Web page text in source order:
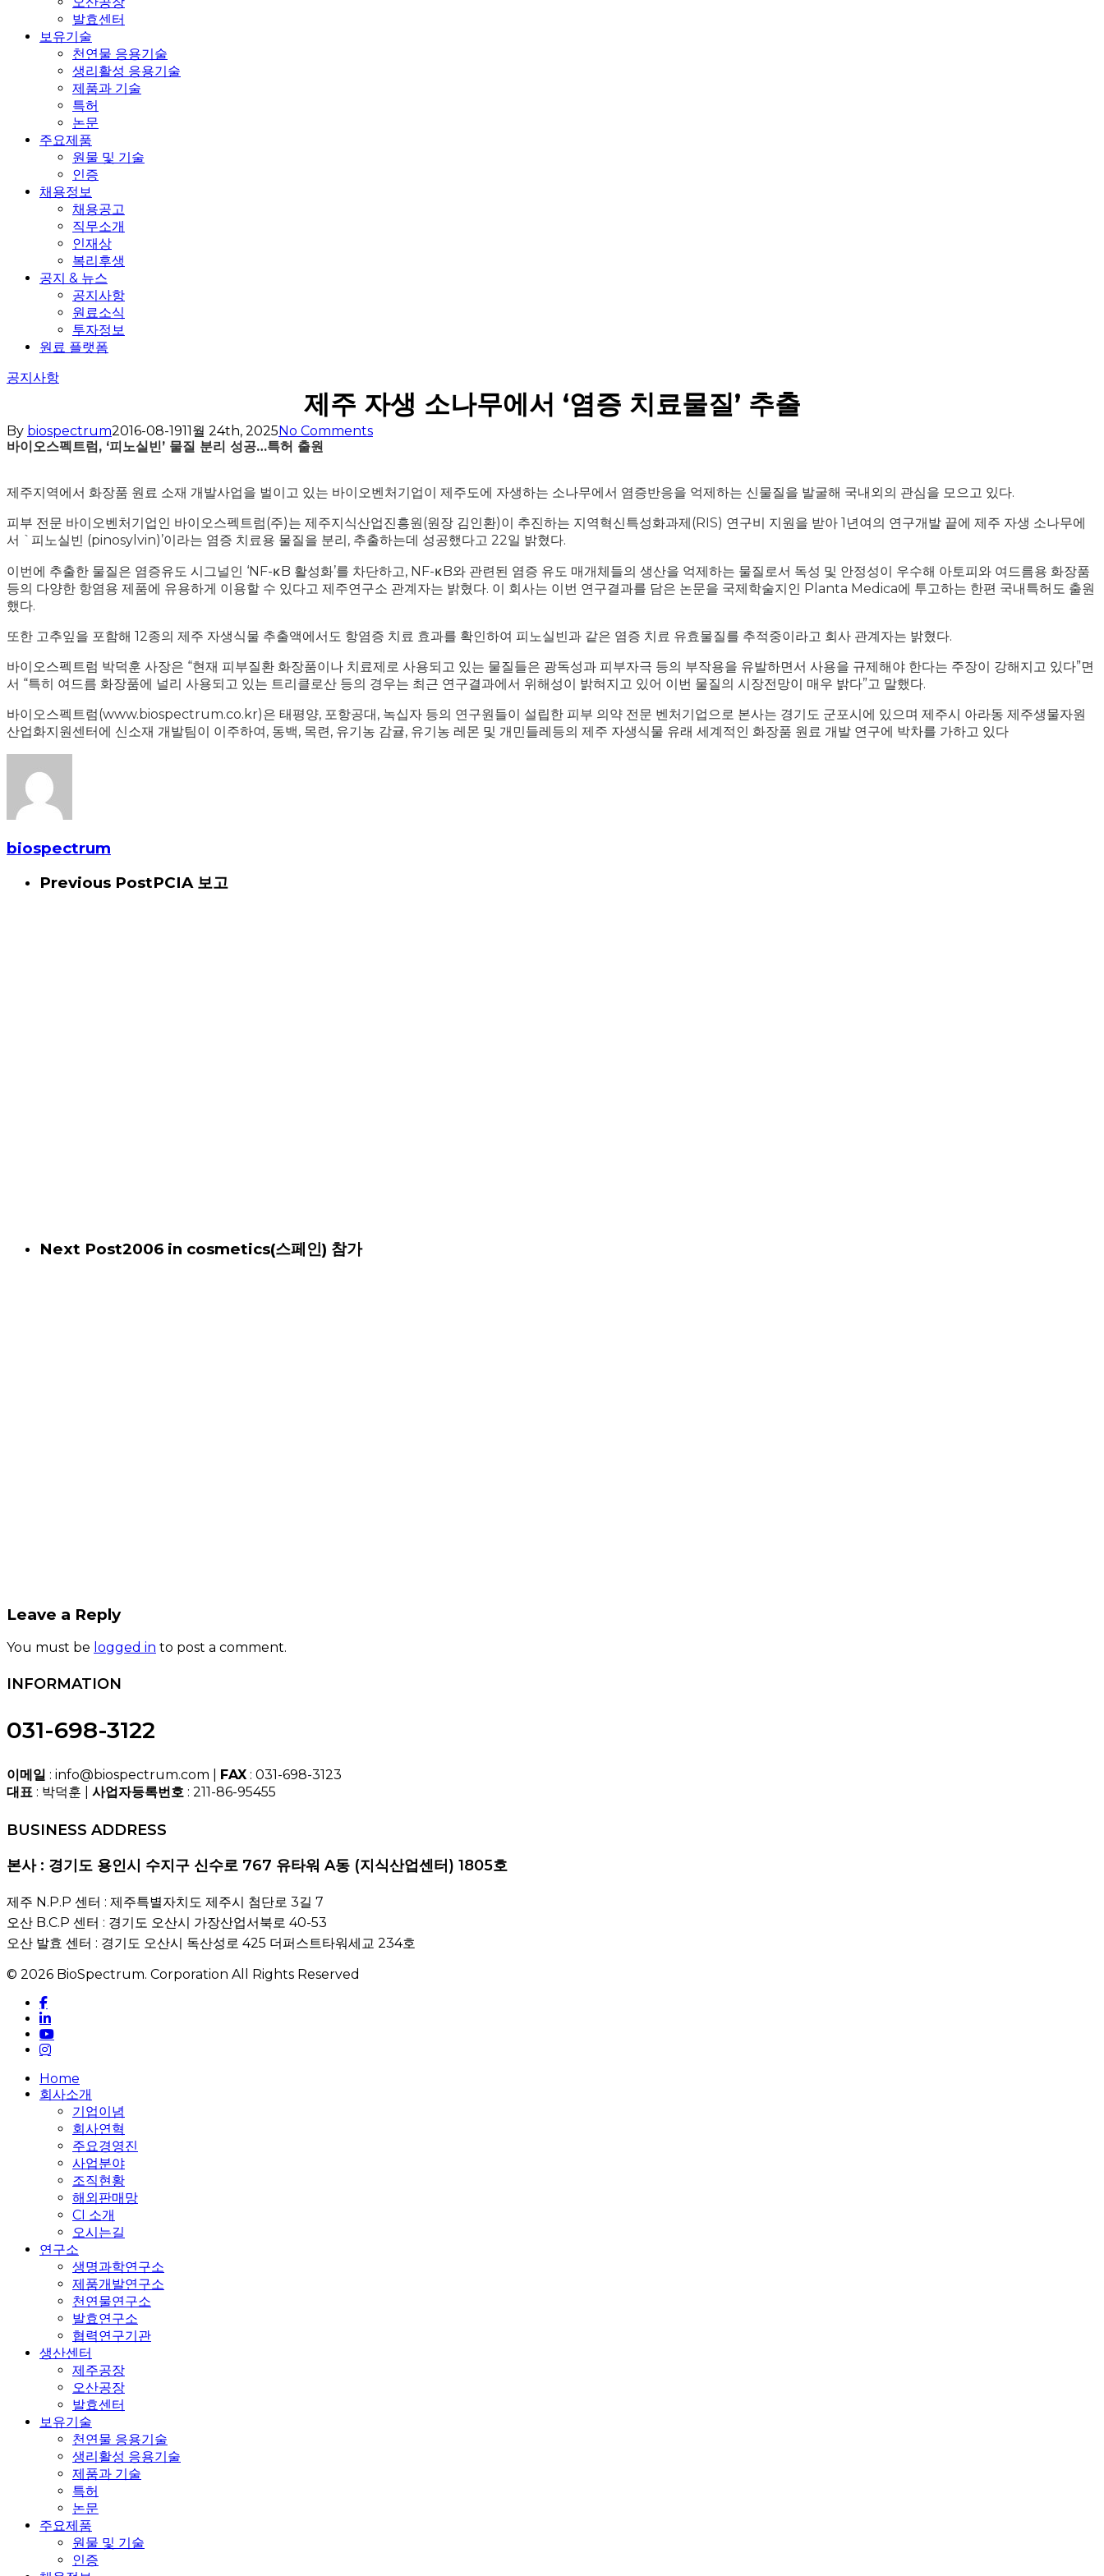
발효센터
보유기술
천연물 응용기술
생리활성 응용기술
제품과 기술
특허
논문
주요제품
원물 및 기술
인증
채용정보
채용공고
직무소개
인재상
복리후생
공지 & 뉴스
공지사항
원료소식
투자정보
원료 플랫폼
공지사항
제주 자생 소나무에서 ‘염증 치료물질’ 추출
By biospectrum2016-08-1911월 24th, 2025No Comments
바이오스펙트럼, ‘피노실빈’ 물질 분리 성공…특허 출원
제주지역에서 화장품 원료 소재 개발사업을 벌이고 있는 바이오벤처기업이 제주도에 자생하는 소나무에서 염증반응을 억제하는 신물질을 발굴해 국내외의 관심을 모으고 있다.
피부 전문 바이오벤처기업인 바이오스펙트럼(주)는 제주지식산업진흥원(원장 김인환)이 추진하는 지역혁신특성화과제(RIS) 연구비 지원을 받아 1년여의 연구개발 끝에 제주 자생 소나무에
서 `피노실빈 (pinosylvin)’이라는 염증 치료용 물질을 분리, 추출하는데 성공했다고 22일 밝혔다.
이번에 추출한 물질은 염증유도 시그널인 ‘NF-κB 활성화’를 차단하고, NF-κB와 관련된 염증 유도 매개체들의 생산을 억제하는 물질로서 독성 및 안정성이 우수해 아토피와 여드름용 화장품
등의 다양한 항염용 제품에 유용하게 이용할 수 있다고 제주연구소 관계자는 밝혔다. 이 회사는 이번 연구결과를 담은 논문을 국제학술지인 Planta Medica에 투고하는 한편 국내특허도 출원
했다.
또한 고추잎을 포함해 12종의 제주 자생식물 추출액에서도 항염증 치료 효과를 확인하여 피노실빈과 같은 염증 치료 유효물질를 추적중이라고 회사 관계자는 밝혔다.
바이오스펙트럼 박덕훈 사장은 “현재 피부질환 화장품이나 치료제로 사용되고 있는 물질들은 광독성과 피부자극 등의 부작용을 유발하면서 사용을 규제해야 한다는 주장이 강해지고 있다”면
서 “특히 여드름 화장품에 널리 사용되고 있는 트리클로산 등의 경우는 최근 연구결과에서 위해성이 밝혀지고 있어 이번 물질의 시장전망이 매우 밝다”고 말했다.
바이오스펙트럼(www.biospectrum.co.kr)은 태평양, 포항공대, 녹십자 등의 연구원들이 설립한 피부 의약 전문 벤처기업으로 본사는 경기도 군포시에 있으며 제주시 아라동 제주생물자원
산업화지원센터에 신소재 개발팀이 이주하여, 동백, 목련, 유기농 감귤, 유기농 레몬 및 개민들레등의 제주 자생식물 유래 세계적인 화장품 원료 개발 연구에 박차를 가하고 있다
biospectrum
Previous PostPCIA 보고
Next Post2006 in cosmetics(스페인) 참가
Leave a Reply
You must be logged in to post a comment.
INFORMATION
031-698-3122
이메일 : info@biospectrum.com | FAX : 031-698-3123
대표 : 박덕훈 | 사업자등록번호 : 211-86-95455
BUSINESS ADDRESS
본사 : 경기도 용인시 수지구 신수로 767 유타워 A동 (지식산업센터) 1805호
제주 N.P.P 센터 : 제주특별자치도 제주시 첨단로 3길 7
오산 B.C.P 센터 : 경기도 오산시 가장산업서북로 40-53
오산 발효 센터 : 경기도 오산시 독산성로 425 더퍼스트타워세교 234호
© 2026 BioSpectrum. Corporation All Rights Reserved
facebook
linkedin
youtube
instagram
Close
Menu
Home
회사소개
기업이념
회사연혁
주요경영진
사업분야
조직현황
해외판매망
CI 소개
오시는길
연구소
생명과학연구소
제품개발연구소
천연물연구소
발효연구소
협력연구기관
생산센터
제주공장
오산공장
발효센터
보유기술
천연물 응용기술
생리활성 응용기술
제품과 기술
특허
논문
주요제품
원물 및 기술
인증